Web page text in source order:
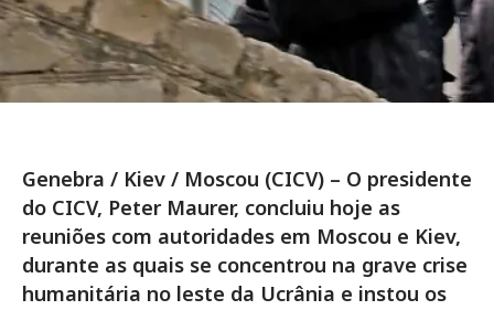
Genebra / Kiev / Moscou (CICV) – O presidente
do CICV, Peter Maurer, concluiu hoje as
reuniões com autoridades em Moscou e Kiev,
durante as quais se concentrou na grave crise
humanitária no leste da Ucrânia e instou os